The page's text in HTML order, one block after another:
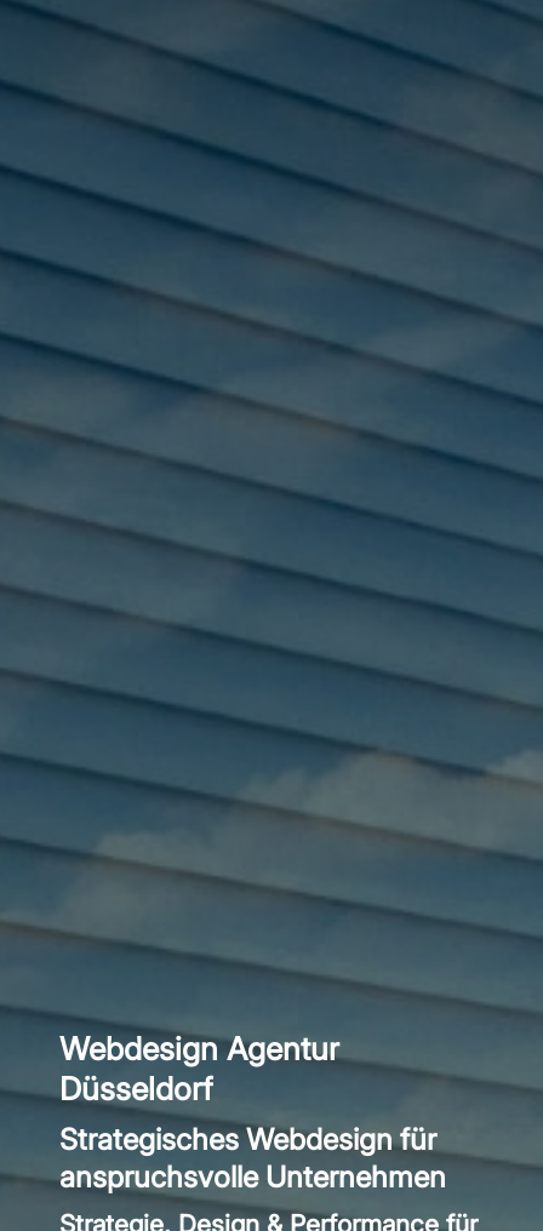
Webdesign Agentur
Düsseldorf
Strategisches Webdesign für
anspruchsvolle Unternehmen
Strategie, Design & Performance für